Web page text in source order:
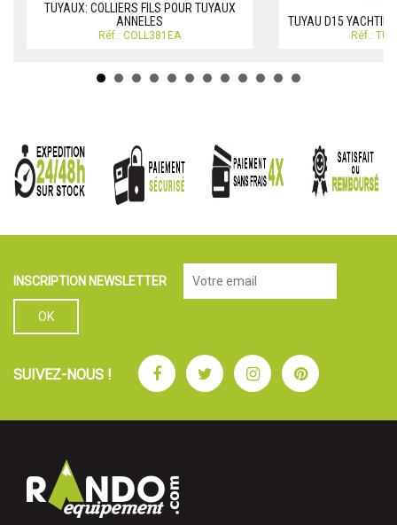
TUYAUX: COLLIERS FILS POUR TUYAUX
ANNELES
Réf.: COLL381EA
TUYAU D15
Réf.:
INSCRIPTION NEWSLETTER
SUIVEZ-NOUS ! FacebookTwitterInstagramPinterest